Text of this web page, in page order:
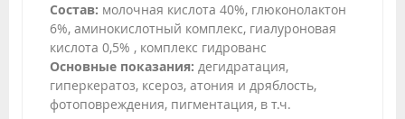
Состав: молочная кислота 40%, глюконолактон
6%, аминокислотный комплекс, гиалуроновая
кислота 0,5% , комплекс гидрованс
Основные показания: дегидратация,
гиперкератоз, ксероз, атония и дряблость,
фотоповреждения, пигментация, в т.ч.